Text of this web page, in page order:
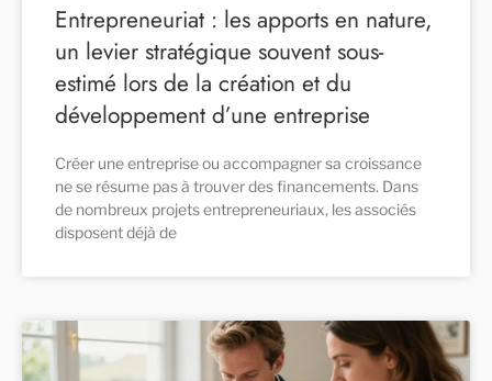
Entrepreneuriat : les apports en nature,
un levier stratégique souvent sous-
estimé lors de la création et du
développement d’une entreprise
Créer une entreprise ou accompagner sa croissance
ne se résume pas à trouver des financements. Dans
de nombreux projets entrepreneuriaux, les associés
disposent déjà de